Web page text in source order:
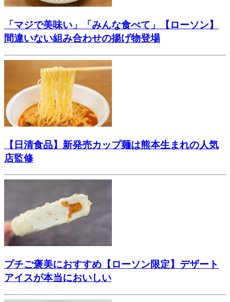
「マジで美味い」「みんな食べて」【ローソン】
間違いない組み合わせの揚げ物登場
【日清食品】新発売カップ麺は熊本生まれの人気
店監修
プチご褒美におすすめ【ローソン限定】デザート
アイスが本当においしい